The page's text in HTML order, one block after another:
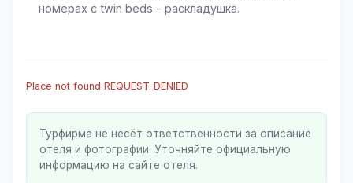
номерах с twin beds - раскладушка.
Place not found REQUEST_DENIED
Турфирма не несёт ответственности за описание
отеля и фотографии. Уточняйте официальную
информацию на сайте отеля.